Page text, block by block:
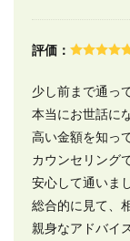
全国
るラ
ップ
ゴル
フの
地域
別店
舗一
覧
評価：
少し前まで通っ
本当にお世話に
高い金額を知っ
カウンセリング
安心して通いま
総合的に見て、
親身なアドバイ